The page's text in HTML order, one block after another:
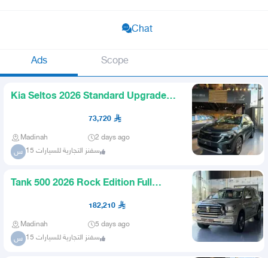
Chat
Ads Scope
Kia Seltos 2026 Standard Upgraded
Best Price in the Kingdom
73,720
Madinah 2 days ago
س سفنز التجارية للسيارات 15
Tank 500 2026 Rock Edition Full
Option at an Exclusive Price
182,210
Madinah 5 days ago
س سفنز التجارية للسيارات 15